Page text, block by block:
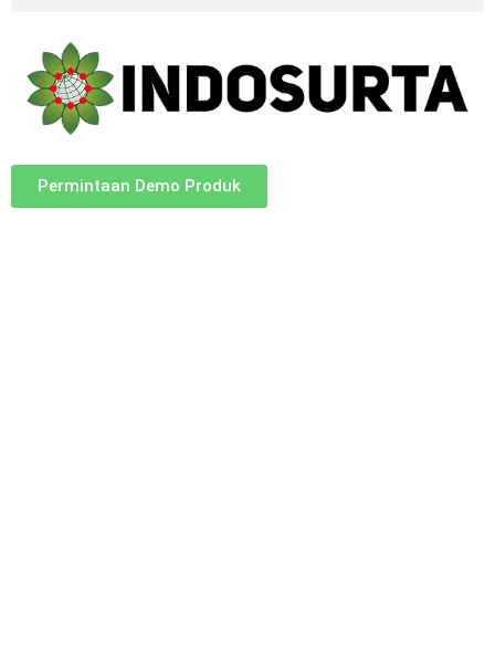
Permintaan Demo Produk